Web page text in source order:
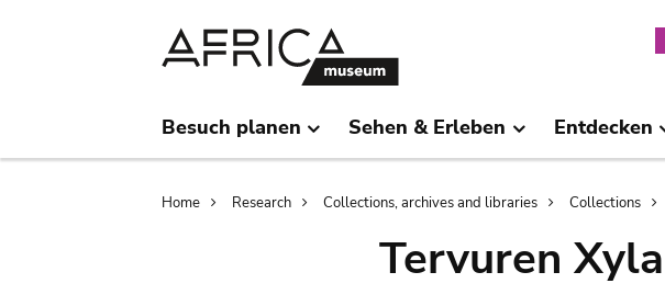
Besuch planen Sehen & Erleben Entdecken
Breadcrumb
Home Research Collections, archives and libraries Collections
Tervuren